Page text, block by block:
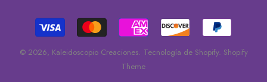
© 2026, Kaleidoscopio Creaciones. Tecnología de Shopify. Shopify
Theme